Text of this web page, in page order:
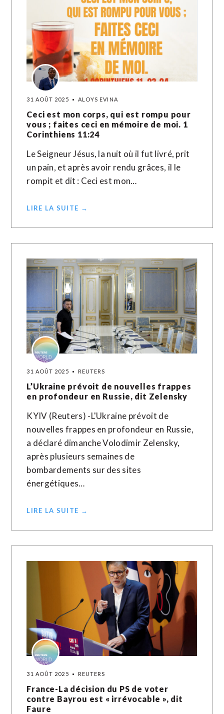
31 AOÛT 2025 ALOYS EVINA
Ceci est mon corps, qui est rompu pour
vous ; faites ceci en mémoire de moi. 1
Corinthiens 11:24
Le Seigneur Jésus, la nuit où il fut livré, prit
un pain, et après avoir rendu grâces, il le
rompit et dit : Ceci est mon…
LIRE LA SUITE →
31 AOÛT 2025 REUTERS
L’Ukraine prévoit de nouvelles frappes
en profondeur en Russie, dit Zelensky
KYIV (Reuters) -L'Ukraine prévoit de
nouvelles frappes en profondeur en Russie,
a déclaré dimanche Volodimir Zelensky,
après plusieurs semaines de
bombardements sur des sites
énergétiques…
LIRE LA SUITE →
31 AOÛT 2025 REUTERS
France-La décision du PS de voter
contre Bayrou est « irrévocable », dit
Faure